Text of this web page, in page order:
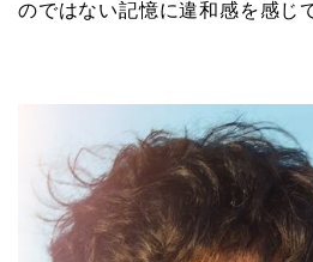
のではない記憶に違和感を感じ